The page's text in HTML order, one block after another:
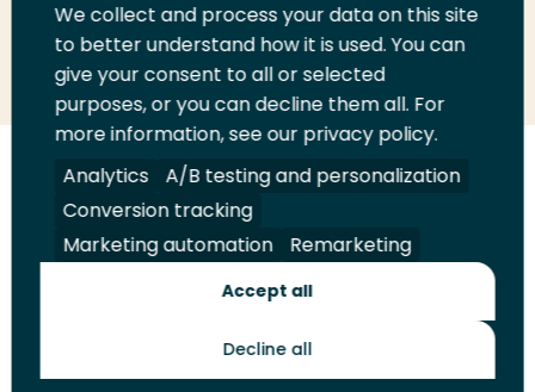
Deel
LinkedIn
Deel
op
Twitter
Deel
op
Facebook
Email
deze
pagina
Print
deze
pagina
Volg
ons
op
LinkedIn
Volg
ons
op
Facebook
Volg
ons
op
YouTube
Volg
ons
op
Instagram
Juridisch Security A-Z Index
Contact
Toekomstmakers
We collect and process your data on this site
to better understand how it is used. You can
give your consent to all or selected
purposes, or you can decline them all. For
more information, see our privacy policy.
Analytics
A/B testing and personalization
Conversion tracking
Marketing automation
Remarketing
Accept all
Decline all